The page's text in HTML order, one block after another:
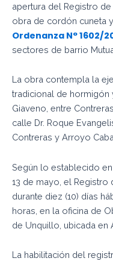
apertura del Registro
obra de cordón cuneta
Ordenanza N° 1602/
sectores de barrio
La obra contempla la
tradicional de
Giaveno, entre
calle Dr. Roque
Contreras y Arroyo
Según lo establecido
13 de mayo, el
durante diez (10) días
horas, en la oficina de
de Unquillo, ubicada en
La habilitación del